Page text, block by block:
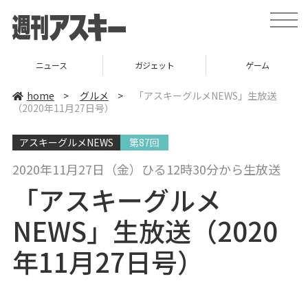
t
o
ニュース ガジェット ゲーム
home > グルメ >
「アスキーグルメNEWS」生放送
（2020年11月27日号）
アスキーグルメNEWS 第87回
2020年11月27日（金）ひる12時30分から生放送
「アスキーグルメ
NEWS」生放送（2020
年11月27日号）